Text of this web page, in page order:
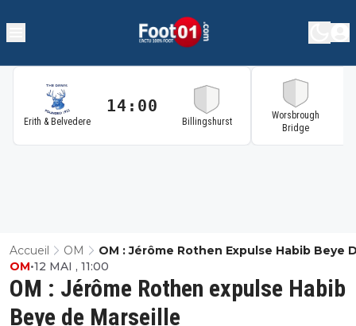
Erith & Belvedere
14:00
Billingshurst
Worsbrough
Bridge
Accueil OM
OM : Jérôme Rothen Expulse Habib Beye
Marseille
OM : Jérôme Rothen expulse Habib
Beye de Marseille
OM•12 MAI , 11:00